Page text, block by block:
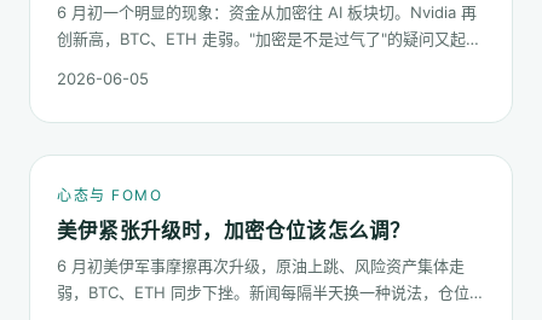
6 月初一个明显的现象：资金从加密往 AI 板块切。Nvidia 再
创新高，BTC、ETH 走弱。"加密是不是过气了"的疑问又起来
你的心态该怎么稳。
2026-06-05
心态与 FOMO
美伊紧张升级时，加密仓位该怎么调？
6 月初美伊军事摩擦再次升级，原油上跳、风险资产集体走
弱，BTC、ETH 同步下挫。新闻每隔半天换一种说法，仓位却